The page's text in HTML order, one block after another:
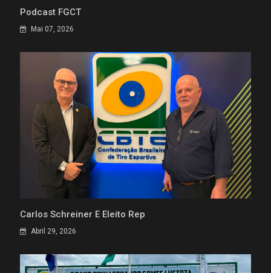
Podcast FGCT
Mai 07, 2026
Carlos Schreiner É Eleito Rep
Abril 29, 2026